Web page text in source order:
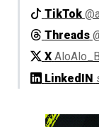
TikTok
Threads
X
LinkedIN